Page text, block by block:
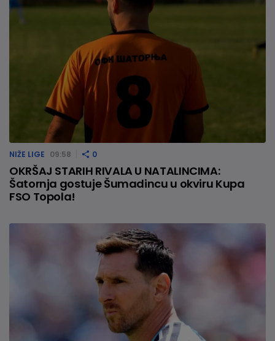
NIŽE LIGE 09:58 0
OKRŠAJ STARIH RIVALA U NATALINCIMA:
Šatornja gostuje Šumadincu u okviru Kupa
FSO Topola!